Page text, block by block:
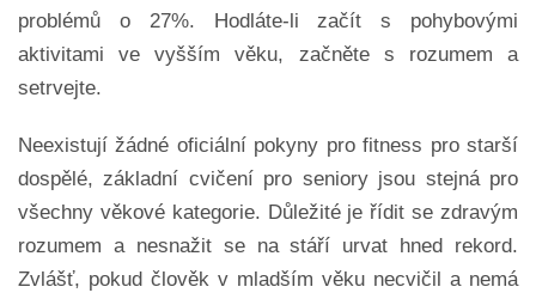
problémů o 27%. Hodláte-li začít s pohybovými
aktivitami ve vyšším věku, začněte s rozumem a
setrvejte.
Neexistují žádné oficiální pokyny pro fitness pro starší
dospělé, základní cvičení pro seniory jsou stejná pro
všechny věkové kategorie. Důležité je řídit se zdravým
rozumem a nesnažit se na stáří urvat hned rekord.
Zvlášť, pokud člověk v mladším věku necvičil a nemá